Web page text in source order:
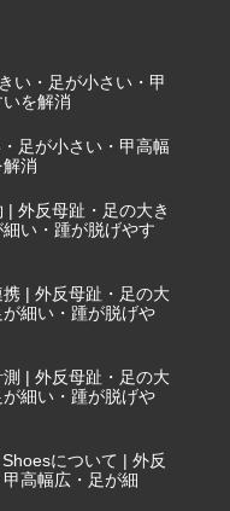
い・足が小さい・甲
を解消
足が小さい・甲高幅
消
| 外反母趾・足の大き
い・踵が脱げやす
携 | 外反母趾・足の大
細い・踵が脱げや
測 | 外反母趾・足の大
細い・踵が脱げや
について | 外反
高幅広・足が細